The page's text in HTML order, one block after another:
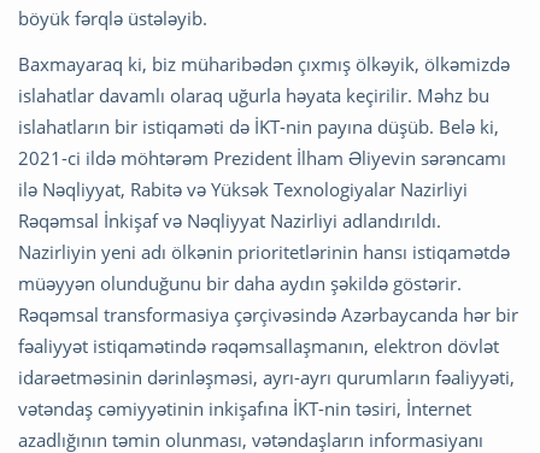
böyük fərqlə üstələyib.
Baxmayaraq ki, biz müharibədən çıxmış ölkəyik, ölkəmizdə
islahatlar davamlı olaraq uğurla həyata keçirilir. Məhz bu
islahatların bir istiqaməti də İKT-nin payına düşüb. Belə ki,
2021-ci ildə möhtərəm Prezident İlham Əliyevin sərəncamı
ilə Nəqliyyat, Rabitə və Yüksək Texnologiyalar Nazirliyi
Rəqəmsal İnkişaf və Nəqliyyat Nazirliyi adlandırıldı.
Nazirliyin yeni adı ölkənin prioritetlərinin hansı istiqamətdə
müəyyən olunduğunu bir daha aydın şəkildə göstərir.
Rəqəmsal transformasiya çərçivəsində Azərbaycanda hər bir
fəaliyyət istiqamətində rəqəmsallaşmanın, elektron dövlət
idarəetməsinin dərinləşməsi, ayrı-ayrı qurumların fəaliyyəti,
vətəndaş cəmiyyətinin inkişafına İKT-nin təsiri, İnternet
azadlığının təmin olunması, vətəndaşların informasiyanı